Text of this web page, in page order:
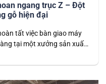
ngang trục Z – Đột
gỗ hiện đại
tất việc bàn giao máy
tại một xưởng sản xuất
chính xác cao, đặc biệt là